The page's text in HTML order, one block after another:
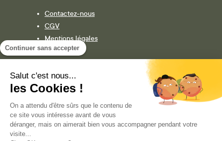
Continuer sans accepter
Salut c'est nous...
les Cookies !
On a attendu d'être sûrs que le contenu de
ce site vous intéresse avant de vous
déranger, mais on aimerait bien vous accompagner pendant votre
visite...
Contactez-nous
CGV
Mentions légales
Législation
Facebook Instagram